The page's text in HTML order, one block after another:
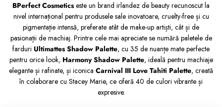
BPerfect Cosmetics este un brand irlandez de beauty recunoscut la
nivel internațional pentru produsele sale inovatoare, cruelty-free și cu
pigmentație intensă, preferate atât de make-up artiști, cât și de
pasionații de machiaj. Printre cele mai apreciate se numără paletele de
farduri Ultimattes Shadow Palette, cu 35 de nuanțe mate perfecte
pentru orice look, Harmony Shadow Palette, ideală pentru machiaje
elegante și rafinate, și iconica Carnival III Love Tahiti Palette, creată
în colaborare cu Stacey Marie, ce oferă 40 de culori vibrante și
expresive.